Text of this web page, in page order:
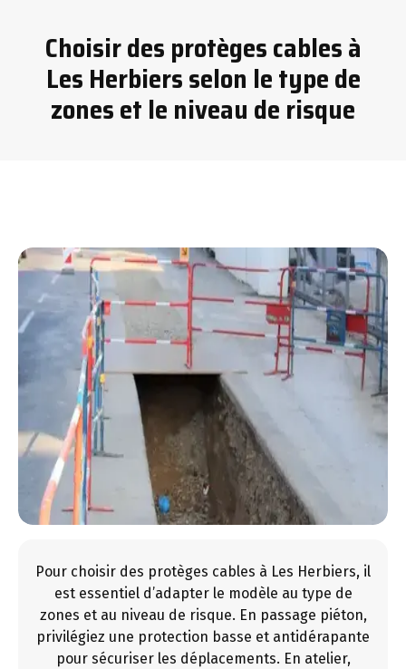
Choisir des protèges cables à
Les Herbiers selon le type de
zones et le niveau de risque
Pour choisir des protèges cables à Les Herbiers, il
est essentiel d’adapter le modèle au type de
zones et au niveau de risque. En passage piéton,
privilégiez une protection basse et antidérapante
pour sécuriser les déplacements. En atelier,